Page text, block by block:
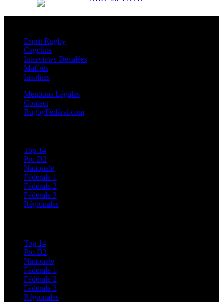
Esprit Rugby
Cagolins
Interviews Décalées
Maffrés
Insolites
Mentions Légales
Contact
RugbyFédéral.com
Top 14
Pro D2
Nationale
Fédérale 1
Fédérale 2
Fédérale 3
Régionales
Top 14
Pro D2
Nationale
Fédérale 1
Fédérale 2
Fédérale 3
Régionales